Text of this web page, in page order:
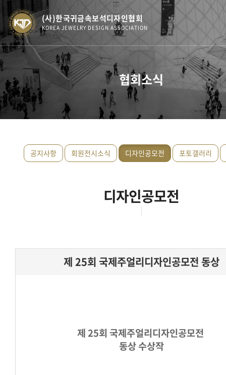
(사)한국귀금속보석디자인협회
KOREA JEWELRY DESIGN ASSOCIATION
협회소식
공지사항 회원전시소식 디자인공모전 포토갤러리
디자인공모전
제 25회 국제주얼리디자인공모전 동상
제 25회 국제주얼리디자인공모전
동상 수상작